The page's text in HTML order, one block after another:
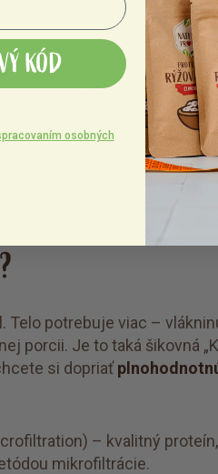
potrebuje viac –
porcii. Je to taká šikovná
si dopriať
– kvalitný
mikrofiltrácie.
KÓD
osobných